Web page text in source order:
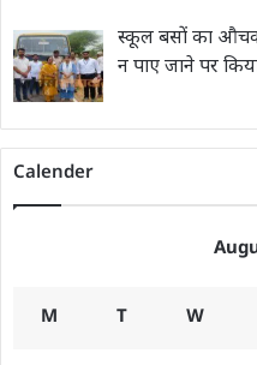
स्कूल बसों का औचक
न पाए जाने पर
Calender
M T W